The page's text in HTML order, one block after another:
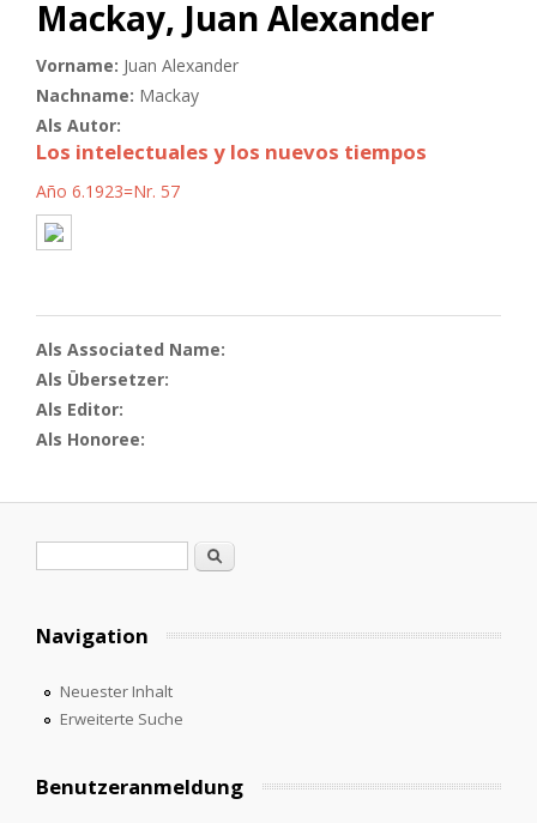
Mackay, Juan Alexander
Vorname: Juan Alexander
Nachname: Mackay
Als Autor:
Los intelectuales y los nuevos tiempos
Año 6.1923=Nr. 57
Als Associated Name:
Als Übersetzer:
Als Editor:
Als Honoree:
Suche
Navigation
Neuester Inhalt
Erweiterte Suche
Benutzeranmeldung